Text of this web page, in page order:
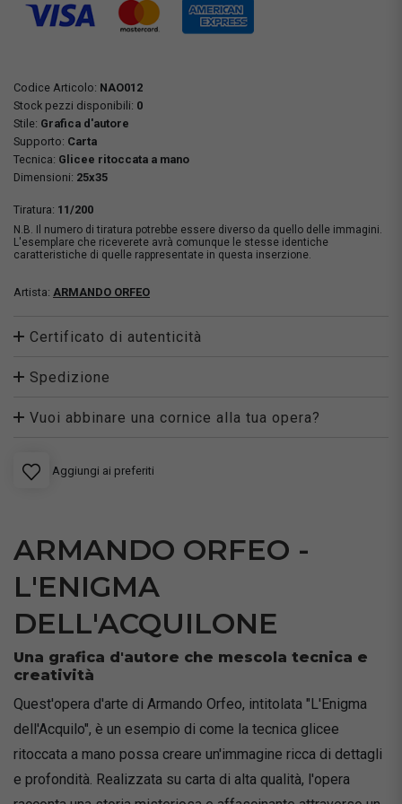
Codice Articolo: NAO012
Stock pezzi disponibili: 0
Stile: Grafica d'autore
Supporto: Carta
Tecnica: Glicee ritoccata a mano
Dimensioni: 25x35
Tiratura: 11/200
N.B. Il numero di tiratura potrebbe essere diverso da quello delle immagini.
L'esemplare che riceverete avrà comunque le stesse identiche
caratteristiche di quelle rappresentate in questa inserzione.
Artista: ARMANDO ORFEO
Certificato di autenticità
Spedizione
Vuoi abbinare una cornice alla tua opera?
Aggiungi ai preferiti
ARMANDO ORFEO -
L'ENIGMA
DELL'ACQUILONE
Una grafica d'autore che mescola tecnica e
creatività
Quest'opera d'arte di Armando Orfeo, intitolata "L'Enigma
dell'Acquilo", è un esempio di come la tecnica glicee
ritoccata a mano possa creare un'immagine ricca di dettagli
e profondità. Realizzata su carta di alta qualità, l'opera